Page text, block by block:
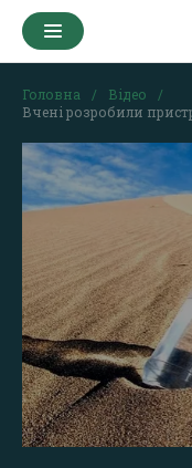
Головна
Відео
Вчені розробили